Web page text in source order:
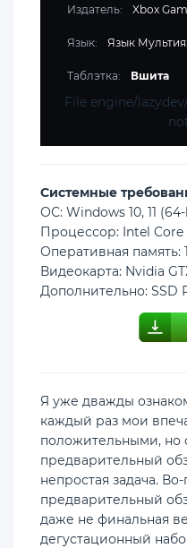
Издатель: Xbox
Язык: Язык
Таблэтка: Вшита
File engine/
Cистемные
ОС: Windows 10, 11
Процессор: Intel Core
Оперативная память:
Видеокарта: Nvidia
Дополнительно: SSD
Я уже дважды
каждый раз мои
положительными,
предварительный
непростая задача.
предварительный
даже не финальная
дегустационный